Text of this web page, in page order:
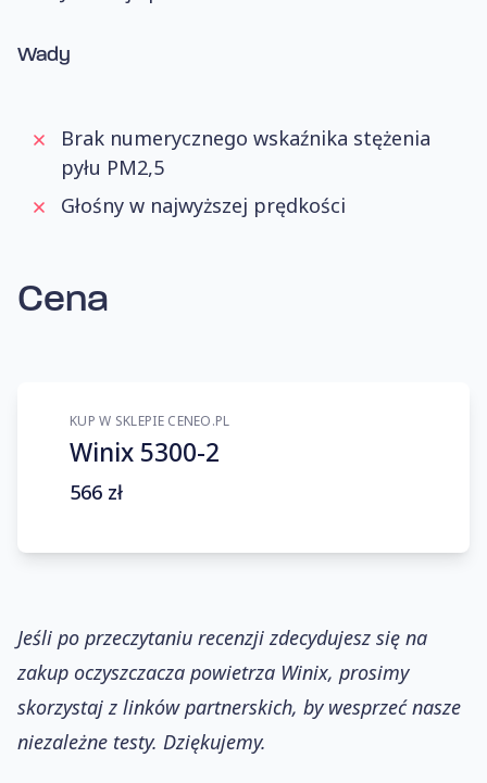
Wady
Brak numerycznego wskaźnika stężenia
pyłu PM2,5
Głośny w najwyższej prędkości
Cena
KUP W SKLEPIE CENEO.PL
Winix 5300-2
566 zł
Jeśli po przeczytaniu recenzji zdecydujesz się na
zakup oczyszczacza powietrza Winix, prosimy
skorzystaj z linków partnerskich, by wesprzeć nasze
niezależne testy. Dziękujemy.